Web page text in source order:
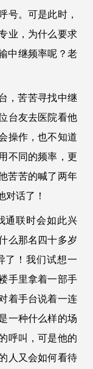
号。可是此时，
业，为什么要求
中继频率呢？老
苦苦寻找中继
台友去医院看他
操作，也不知道
不同的频率，更
苦苦的喊了两年
对话了！
通联时会如此兴
么那名四十多岁
了！我们试想一
手里拿着一部手
着手台说着一连
一种什么样的场
呼叫，可是他的
人又会如何看待